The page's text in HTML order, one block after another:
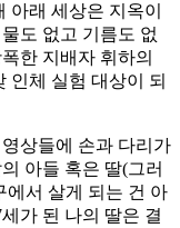
아래 세상은 지옥이
도 없고 기름도 없
한 지배자 휘하의
인체 실험 대상이 되
상들에 손과 다리가
아들 혹은 딸(그러
에서 살게 되는 건 아
가 된 나의 딸은 결